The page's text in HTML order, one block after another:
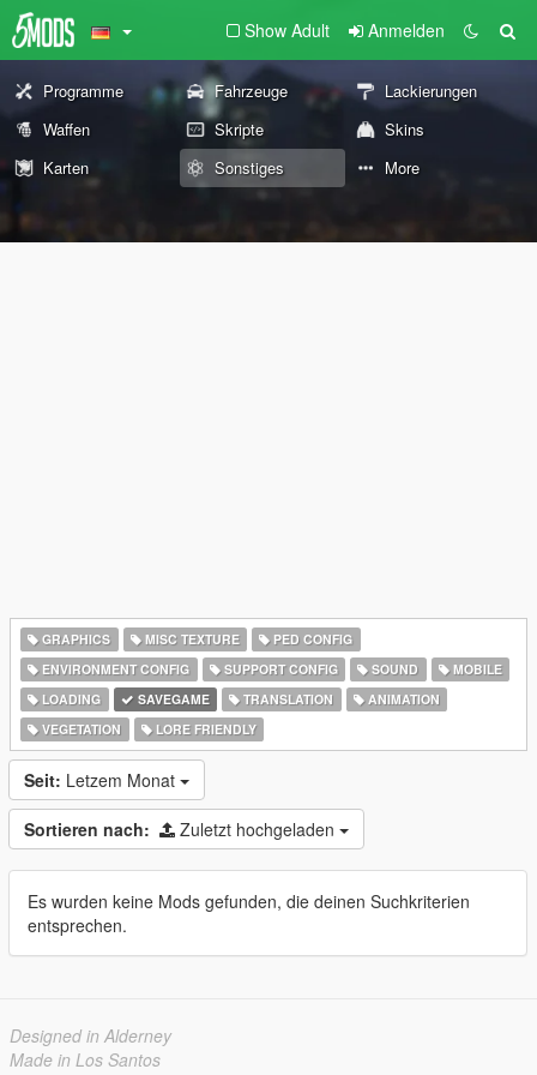
Show Adult Anmelden
Programme Fahrzeuge
Lackierungen
Waffen
Skripte
Skins
Karten
Sonstiges More
GRAPHICS MISC TEXTURE
PED CONFIG
ENVIRONMENT CONFIG
SUPPORT CONFIG SOUND
MOBILE
LOADING
SAVEGAME TRANSLATION
ANIMATION
VEGETATION
LORE FRIENDLY
Seit: Letzem Monat
Sortieren nach: Zuletzt hochgeladen
Es wurden keine Mods gefunden, die deinen Suchkriterien
entsprechen.
Designed in Alderney
Made in Los Santos